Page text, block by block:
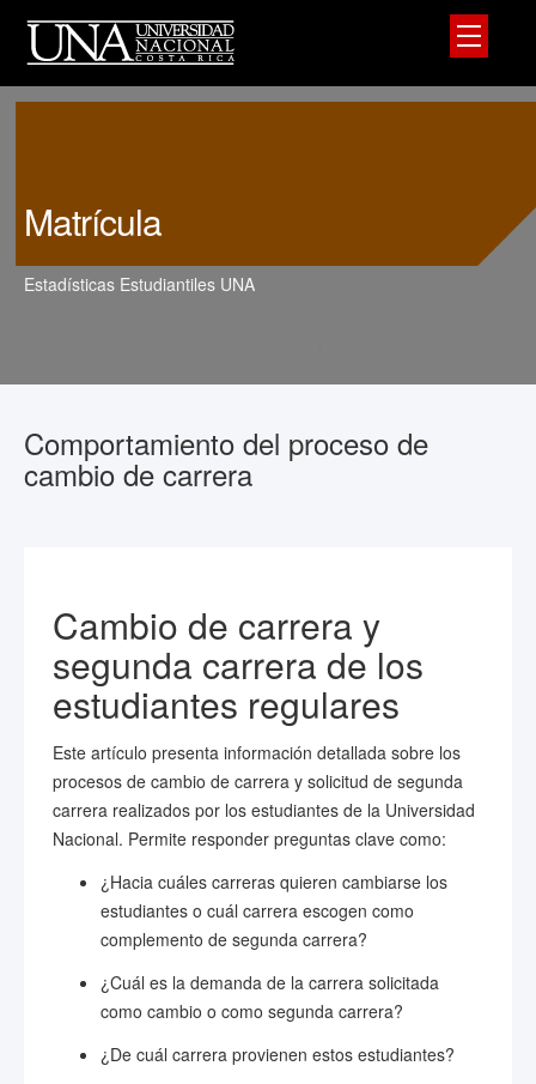
Matrícula
Estadísticas Estudiantiles UNA
Comportamiento del proceso de
cambio de carrera
Cambio de carrera y
segunda carrera de los
estudiantes regulares
Este artículo presenta información detallada sobre los
procesos de cambio de carrera y solicitud de segunda
carrera realizados por los estudiantes de la Universidad
Nacional. Permite responder preguntas clave como:
¿Hacia cuáles carreras quieren cambiarse los
estudiantes o cuál carrera escogen como
complemento de segunda carrera?
¿Cuál es la demanda de la carrera solicitada
como cambio o como segunda carrera?
¿De cuál carrera provienen estos estudiantes?